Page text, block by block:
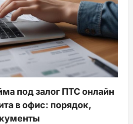
под залог ПТС онлайн
в офис: порядок,